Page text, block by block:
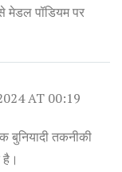
पॉडियम पर
AT 00:19
बुनियादी तकनीकी